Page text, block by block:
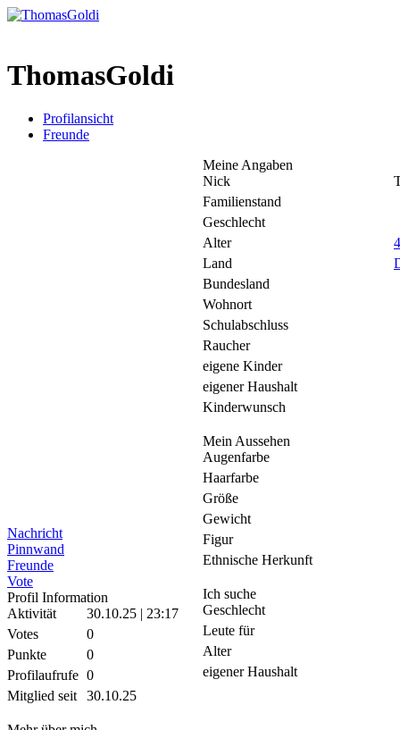
ThomasGoldi
Profilansicht
Freunde
Nachricht
Pinnwand
Freunde
Vote
Profil Information
Aktivität
30.10.25 | 23:17
Votes
0
Punkte
0
Profilaufrufe 0
Mitglied seit
30.10.25
Meine Angaben
Nick
Familienstand
Geschlecht
Alter
Land
Bundesland
Wohnort
Schulabschluss
Raucher
eigene Kinder
eigener Haushalt
Kinderwunsch
Mein Aussehen
Augenfarbe
Haarfarbe
Größe
Gewicht
Figur
Ethnische Herkunft
Ich suche
Geschlecht
Leute für
Alter
eigener Haushalt